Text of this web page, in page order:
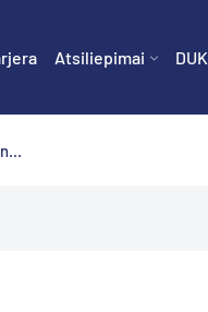
Atsiliepimai DUK